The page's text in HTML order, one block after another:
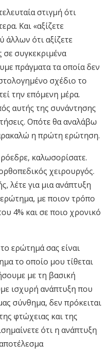
στιγμή ότι
Και «αξίζετε
άλλων ότι αξίζετε
σε συγκεκριμένα
πράγματα τα οποία δεν
σχέδιο το
την επόμενη μέρα.
αυτής της συνάντησης
Οπότε θα αναλάβω
η πρώτη ερώτηση.
καλωσορίσατε.
χειρουργός.
λέτε για μια ανάπτυξη
ερώτημα, με ποιον τρόπο
4% και σε ποιο χρονικό
ερώτημά σας είναι
το οποίο μου τίθεται
με τη βασική
ισχυρή ανάπτυξη που
σύνθημα, δεν πρόκειται
φτώχειας και της
ότι η ανάπτυξη